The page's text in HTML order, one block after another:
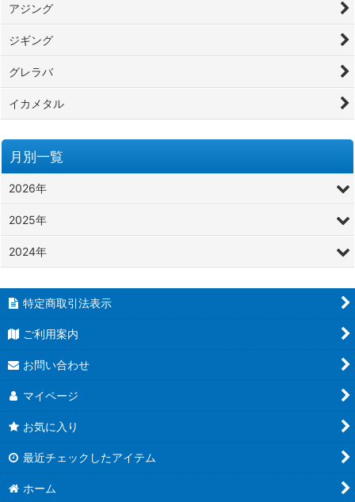
アジング
ジギング
グレラバ
イカメタル
月別一覧
2026年
2025年
2024年
特定商取引法表示
ご利用案内
お問い合わせ
マイページ
お気に入り
最近チェックしたアイテム
ホーム